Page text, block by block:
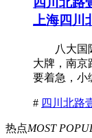
上海四川
八大国
大牌，南
要着急，小
# 四川北路
热点MOST